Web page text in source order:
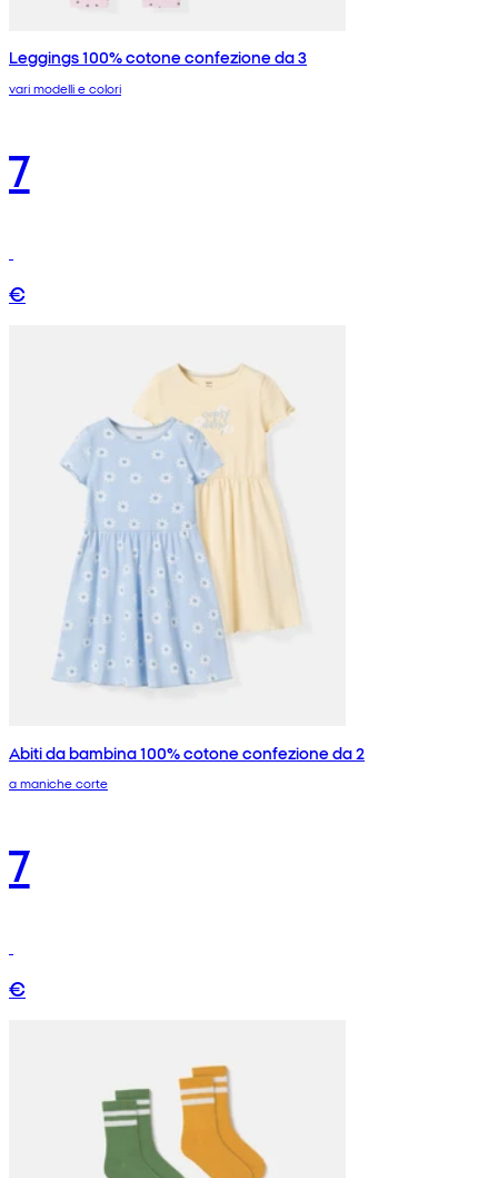
Leggings 100% cotone confezione da 3
vari modelli e colori
7
€
Abiti da bambina 100% cotone confezione da 2
a maniche corte
7
€